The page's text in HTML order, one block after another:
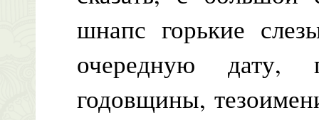
шнапс горькие
очередную
годовщины,